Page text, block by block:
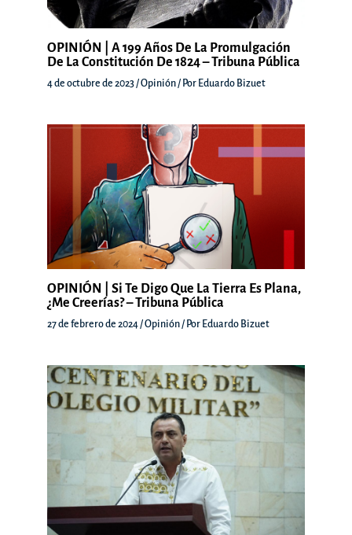
OPINIÓN | A 199 Años De La Promulgación
De La Constitución De 1824 – Tribuna Pública
4 de octubre de 2023 /Opinión / Por Eduardo Bizuet
OPINIÓN | Si Te Digo Que La Tierra Es Plana,
¿Me Creerías? – Tribuna Pública
27 de febrero de 2024/Opinión/ Por Eduardo Bizuet